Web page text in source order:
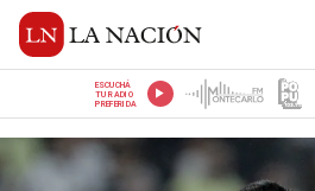
ESCUCHÁ
TU RADIO
PREFERIDA